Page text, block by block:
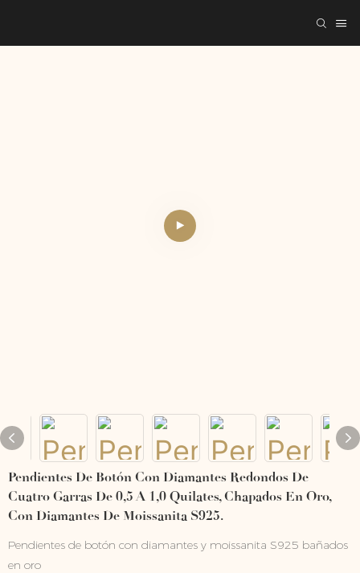
Pendientes De Botón Con Diamantes Redondos De
Cuatro Garras De 0,5 A 1,0 Quilates, Chapados En Oro,
Con Diamantes De Moissanita S925.
Pendientes de botón con diamantes y moissanita S925 bañados
en oro